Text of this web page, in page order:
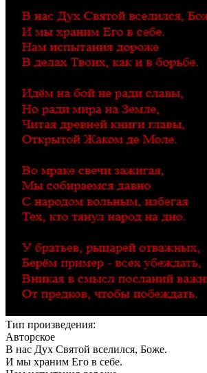
Тип произведения:
Авторское
В нас Дух Святой вселился, Боже.
И мы храним Его в себе.